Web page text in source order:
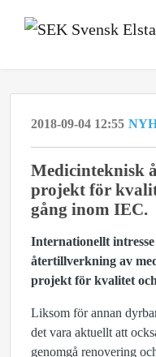
2018-09-04 12:55
Medicinteknisk
projekt för
gång inom IEC.
Internationellt
återtillverkning av
projekt för kvalitet
Liksom för annan
det vara aktuellt att
genomgå renovering